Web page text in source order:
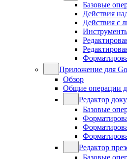
Базовые
Действия
Действия с
Приложение для
Обзор
Общие операции
Редактор
Базовые
Редактор
Базовые